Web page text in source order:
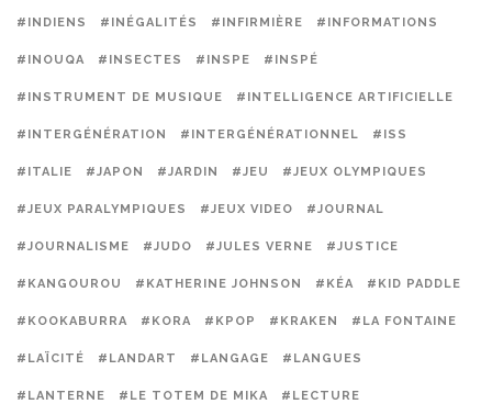
#INDIENS #INÉGALITÉS #INFIRMIÈRE #INFORMATIONS
#INOUQA #INSECTES #INSPE #INSPÉ
#INSTRUMENT DE MUSIQUE #INTELLIGENCE ARTIFICIELLE
#INTERGÉNÉRATION #INTERGÉNÉRATIONNEL #ISS
#ITALIE #JAPON #JARDIN #JEU #JEUX OLYMPIQUES
#JEUX PARALYMPIQUES #JEUX VIDEO #JOURNAL
#JOURNALISME #JUDO #JULES VERNE #JUSTICE
#KANGOUROU #KATHERINE JOHNSON #KÉA #KID PADDLE
#KOOKABURRA #KORA #KPOP #KRAKEN #LA FONTAINE
#LAÏCITÉ #LANDART #LANGAGE #LANGUES
#LANTERNE #LE TOTEM DE MIKA #LECTURE